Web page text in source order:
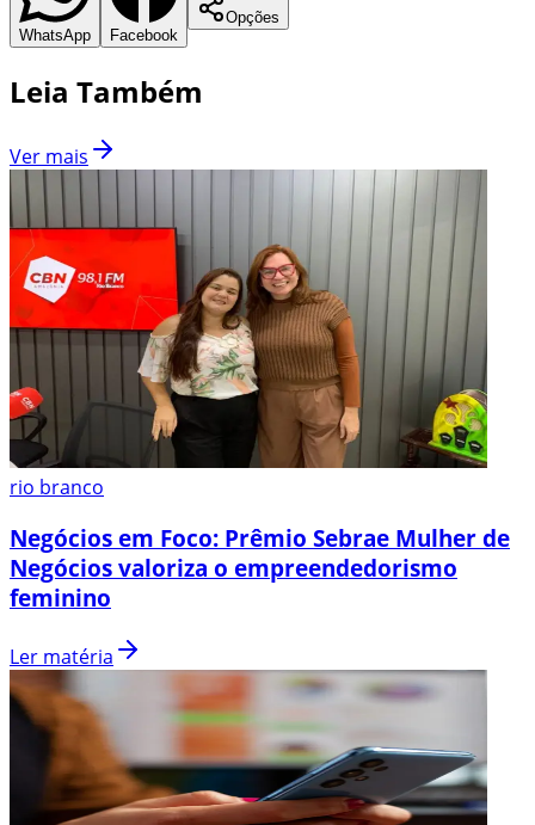
WhatsApp Facebook
Opções
Leia Também
Ver mais
rio branco
Negócios em Foco: Prêmio Sebrae Mulher de
Negócios valoriza o empreendedorismo
feminino
Ler matéria